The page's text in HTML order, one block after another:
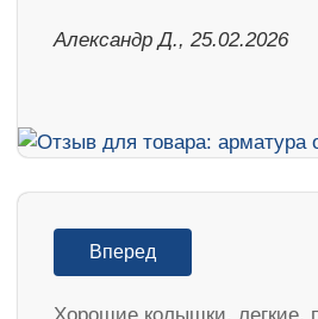
Александр Д., 25.02.2026
Вперед